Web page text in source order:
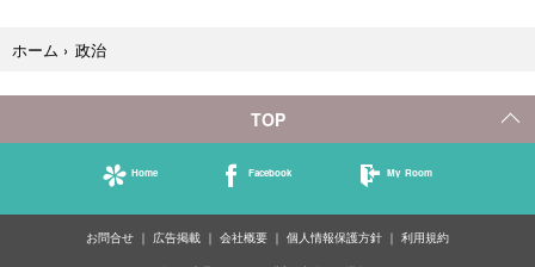
ホーム › 政治
TOP
Home Facebook My Room
お問合せ 広告掲載 会社概要 個人情報保護方針 利用規約